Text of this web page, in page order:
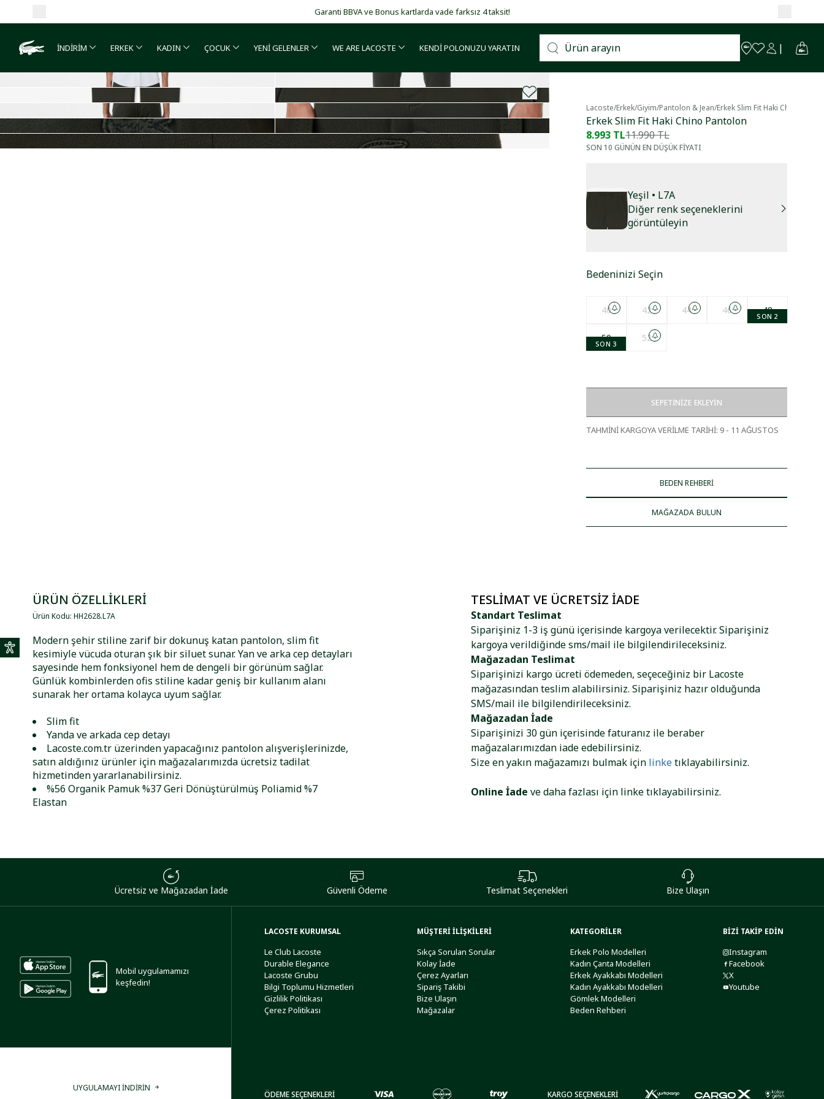
Garanti BBVA ve Bonus kartlarda vade farksız 4 taksit!
İNDİRİM ERKEK KADIN ÇOCUK YENİ GELENLER WE ARE LACOSTE KENDİ POLONUZU YARATIN
Lacoste/Erkek/Giyim/Pantolon & Jean/Erkek Slim Fit Haki Chino
Erkek Slim Fit Haki Chino Pantolon
8.993 TL11.990 TL
SON 10 GÜNÜN EN DÜŞÜK FİYATI
Yeşil • L7A
Diğer renk seçeneklerini
görüntüleyin
Bedeninizi Seçin
40 42 44 46 48
SON 2
50
SON 3
52
SEPETİNİZE EKLEYİN
TAHMİNİ KARGOYA VERİLME TARİHİ: 9 - 11 AĞUSTOS
BEDEN REHBERİ
MAĞAZADA BULUN
ÜRÜN ÖZELLİKLERİ
Ürün Kodu:HH2628.L7A
Modern şehir stiline zarif bir dokunuş katan pantolon, slim fit
kesimiyle vücuda oturan şık bir siluet sunar. Yan ve arka cep detayları
sayesinde hem fonksiyonel hem de dengeli bir görünüm sağlar.
Günlük kombinlerden ofis stiline kadar geniş bir kullanım alanı
sunarak her ortama kolayca uyum sağlar.
Slim fit
Yanda ve arkada cep detayı
Lacoste.com.tr üzerinden yapacağınız pantolon alışverişlerinizde,
satın aldığınız ürünler için mağazalarımızda ücretsiz tadilat
hizmetinden yararlanabilirsiniz.
%56 Organik Pamuk %37 Geri Dönüştürülmüş Poliamid %7
Elastan
TESLIMAT VE ÜCRETSIZ İADE
Standart Teslimat
Siparişiniz 1-3 iş günü içerisinde kargoya verilecektir. Siparişiniz
kargoya verildiğinde sms/mail ile bilgilendirileceksiniz.
Mağazadan Teslimat
Siparişinizi kargo ücreti ödemeden, seçeceğiniz bir Lacoste
mağazasından teslim alabilirsiniz. Siparişiniz hazır olduğunda
SMS/mail ile bilgilendirileceksiniz.
Mağazadan İade
Siparişinizi 30 gün içerisinde faturanız ile beraber
mağazalarımızdan iade edebilirsiniz.
Size en yakın mağazamızı bulmak için linketıklayabilirsiniz.
Online İade ve daha fazlası için linketıklayabilirsiniz.
Ücretsiz ve Mağazadan İade Güvenli Ödeme Teslimat Seçenekleri Bize Ulaşın
Mobil uygulamamızı
keşfedin!
UYGULAMAYI İNDİRİN
LACOSTE KURUMSAL
Le Club Lacoste
Durable Elegance
Lacoste Grubu
Bilgi Toplumu Hizmetleri
Gizlilik Politikası
Çerez Politikası
MÜŞTERİ İLİŞKİLERİ
Sıkça Sorulan Sorular
Kolay İade
Çerez Ayarları
Sipariş Takibi
Bize Ulaşın
Mağazalar
KATEGORİLER
Erkek Polo Modelleri
Kadın Çanta Modelleri
Erkek Ayakkabı Modelleri
Kadın Ayakkabı Modelleri
Gömlek Modelleri
Beden Rehberi
BİZİ TAKİP EDİN
Instagram
Facebook
X
Youtube
ÖDEME SEÇENEKLERİ KARGO SEÇENEKLERİ